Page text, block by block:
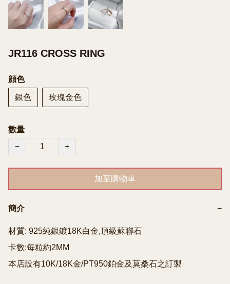
JR116 CROSS RING
顔色
銀色 玫瑰金色
數量
−
+
加至購物車
簡介 −
材質: 925純銀鍍18K白金,頂級蘇聯石
卡數:每粒約2MM
本店設有10K/18K金/PT950鉑金及莫桑石之訂製